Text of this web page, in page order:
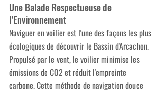
Une Balade Respectueuse de
l'Environnement
Naviguer en voilier est l'une des façons les plus
écologiques de découvrir le Bassin d'Arcachon.
Propulsé par le vent, le voilier minimise les
émissions de CO2 et réduit l'empreinte
carbone. Cette méthode de navigation douce